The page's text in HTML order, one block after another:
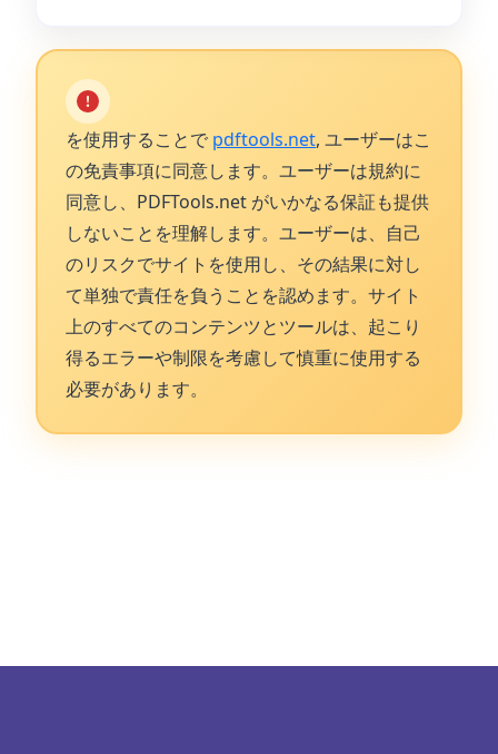
を使用することで pdftools.net, ユーザーはこ
の免責事項に同意します。ユーザーは規約に
同意し、PDFTools.net がいかなる保証も提供
しないことを理解します。ユーザーは、自己
のリスクでサイトを使用し、その結果に対し
て単独で責任を負うことを認めます。サイト
上のすべてのコンテンツとツールは、起こり
得るエラーや制限を考慮して慎重に使用する
必要があります。